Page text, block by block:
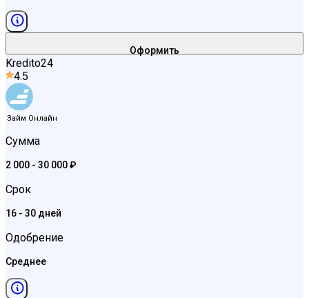
Оформить
Kredito24
4.5
Займ Онлайн
Сумма
2 000 - 30 000 ₽
Срок
16 - 30 дней
Одобрение
Среднее